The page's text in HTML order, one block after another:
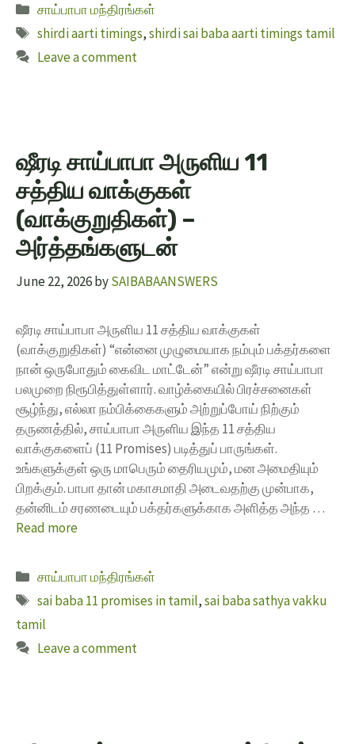
சாய்பாபா மந்திரங்கள்
shirdi aarti timings,shirdi sai baba aarti timings tamil
Leave a comment
ஷீரடி சாய்பாபா அருளிய 11
சத்திய வாக்குகள்
(வாக்குறுதிகள்) –
அர்த்தங்களுடன்
June 22, 2026bySAIBABAANSWERS
ஷீரடி சாய்பாபா அருளிய 11 சத்திய வாக்குகள்
(வாக்குறுதிகள்) “என்னை முழுமையாக நம்பும் பக்தர்களை
நான் ஒருபோதும் கைவிட மாட்டேன்” என்று ஷீரடி சாய்பாபா
பலமுறை நிரூபித்துள்ளார். வாழ்க்கையில் பிரச்சனைகள்
சூழ்ந்து, எல்லா நம்பிக்கைகளும் அற்றுப்போய் நிற்கும்
தருணத்தில், சாய்பாபா அருளிய இந்த 11 சத்திய
வாக்குகளைப் (11 Promises) படித்துப் பாருங்கள்.
உங்களுக்குள் ஒரு மாபெரும் தைரியமும், மன அமைதியும்
பிறக்கும். பாபா தான் மகாசமாதி அடைவதற்கு முன்பாக,
தன்னிடம் சரணடையும் பக்தர்களுக்காக அளித்த அந்த …
Read more
சாய்பாபா மந்திரங்கள்
sai baba 11 promises in tamil,sai baba sathya vakku
tamil
Leave a comment